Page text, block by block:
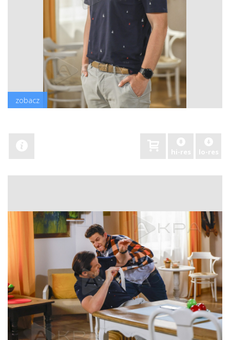
zobacz
hi-res lo-res